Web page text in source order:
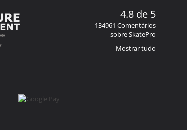
4.8 de 5
134961 Comentários
sobre SkatePro
Mostrar tudo